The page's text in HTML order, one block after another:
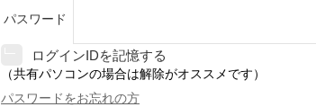
パスワード
ログインIDを記憶する
（共有パソコンの場合は解除がオススメです）
パスワードをお忘れの方